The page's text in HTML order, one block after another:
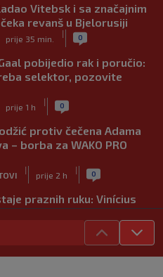
Vitebsk i sa značajnim
revanš u Bjelorusiji
prije 35 min.
| 0
pobijedio rak i poručio:
selektor, pozovite
prije 1 h
| 0
protiv čečena Adama
– borba za WAKO PRO
|
prije 2 h
| 0
praznih ruku: Vinícius
Madrid postigli dogovor